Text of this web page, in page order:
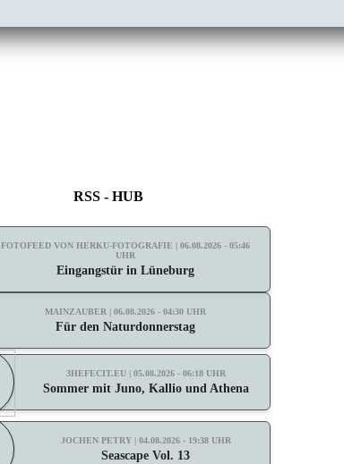
RSS - HUB
FOTOFEED VON HERKU-FOTOGRAFIE | 06.08.2026 - 05:46
UHR
Eingangstür in Lüneburg
MAINZAUBER | 06.08.2026 - 04:30 UHR
Für den Naturdonnerstag
3HEFECIT.EU | 05.08.2026 - 06:18 UHR
Sommer mit Juno, Kallio und Athena
JOCHEN PETRY | 04.08.2026 - 19:38 UHR
Seascape Vol. 13